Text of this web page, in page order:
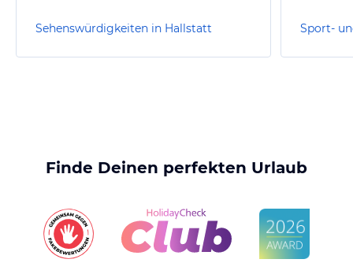
Sehenswürdigkeiten in Hallstatt
Finde Deinen perfekten Urlaub